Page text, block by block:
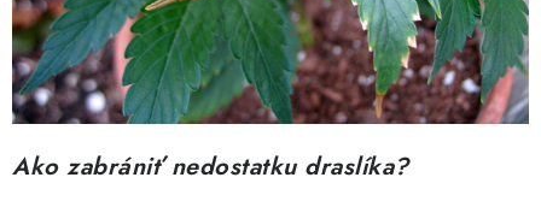
Ako zabrániť nedostatku draslíka?